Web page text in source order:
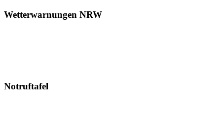
Wetterwarnungen NRW
Notruftafel